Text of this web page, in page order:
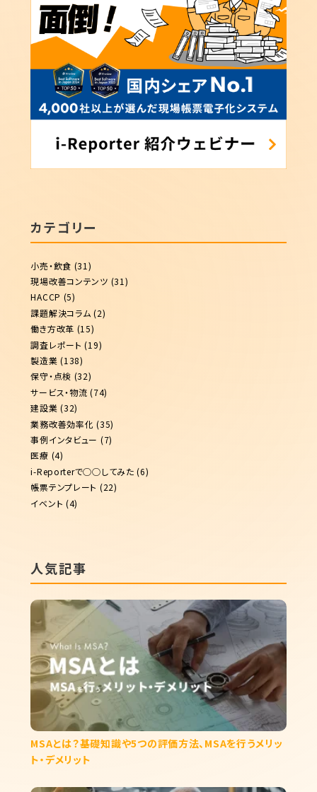
カテゴリー
小売・飲食 (31)
現場改善コンテンツ (31)
HACCP (5)
課題解決コラム (2)
働き方改革 (15)
調査レポート (19)
製造業 (138)
保守・点検 (32)
サービス・物流 (74)
建設業 (32)
業務改善効率化 (35)
事例インタビュー (7)
医療 (4)
i-Reporterで◯◯してみた (6)
帳票テンプレート (22)
イベント (4)
人気記事
MSAとは？基礎知識や5つの評価方法、MSAを行うメリッ
ト・デメリット